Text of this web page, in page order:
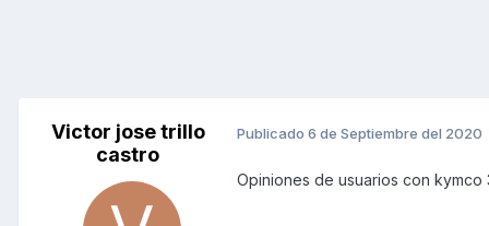
Victor jose trillo
castro
Publicado 6 de Septiembre del 2020
Opiniones de usuarios con kymco